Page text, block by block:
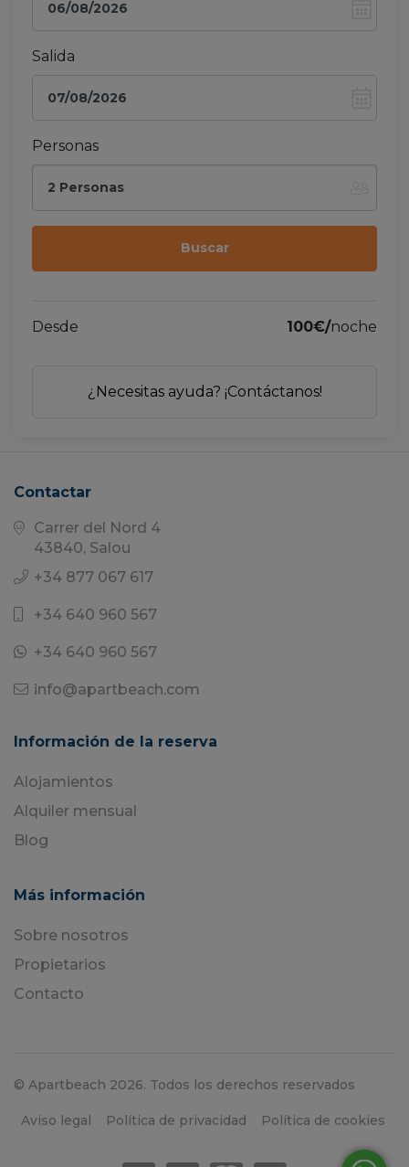
Salida
Personas
2 Personas
Desde 100€/noche
¿Necesitas ayuda? ¡Contáctanos!
Contactar
Carrer del Nord 4
43840, Salou
+34 877 067 617
+34 640 960 567
+34 640 960 567
info@apartbeach.com
Información de la reserva
Alojamientos
Alquiler mensual
Blog
Más información
Sobre nosotros
Propietarios
Contacto
© Apartbeach 2026. Todos los derechos reservados
Aviso legal Política de privacidad Política de cookies